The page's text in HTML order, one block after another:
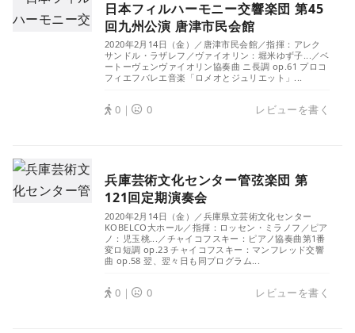
日本フィルハーモニー交響楽団 第45
回九州公演 唐津市民会館
2020年2月14日（金）／唐津市民会館／指揮：アレク
サンドル・ラザレフ／ヴァイオリン：堀米ゆず子...／ベ
ートーヴェンヴァイオリン協奏曲 ニ長調 op.61 プロコ
フィエフバレエ音楽「ロメオとジュリエット」...
0｜ 0 レビューを書く
兵庫芸術文化センター管弦楽団 第
121回定期演奏会
2020年2月14日（金）／兵庫県立芸術文化センター
KOBELCO大ホール／指揮：ロッセン・ミラノフ／ピア
ノ：児玉桃...／チャイコフスキー：ピアノ協奏曲第1番
変ロ短調 op.23 チャイコフスキー：マンフレッド交響
曲 op.58 翌、翌々日も同プログラム...
0｜ 0 レビューを書く